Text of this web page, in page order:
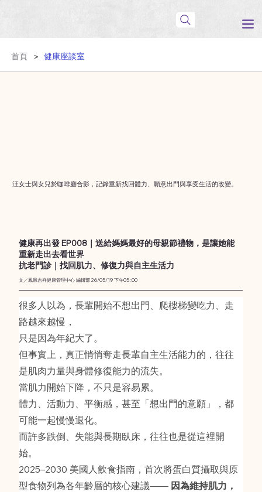
首頁 > 健康座談室
汪女士與女兒於咖啡廳合影，記錄重新找回體力、願意出門與享受生活的改變。
健康再出發 EP008｜送給媽媽最好的母親節禮物，是讓她能
重新走出去看世界
抗老門診｜找回肌力、修復力與自主生活力
文／鳳凰吉祥健康管理中心 編輯部 26/05/19 下午05 :00
很多人以為，長輩開始不想出門、爬樓梯變吃力、走
路越來越慢，
只是因為年紀大了。
但事實上，真正悄悄奪走長輩自主生活能力的，往往
是肌肉力量與身體修復能力的流失。
當肌力開始下降，不只是容易累。
體力、活動力、平衡感，甚至「想出門的意願」，都
可能一起慢慢退化。
而許多跌倒、失能與長期臥床，往往也是從這裡開
始。
2025–2030 美國人飲食指南，首次將蛋白質攝取與原
型食物列為各年齡層的核心建議—— 因為維持肌力，